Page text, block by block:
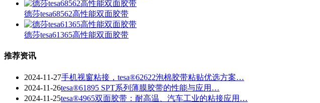
德莎tesa68562高性能双面胶带
德莎tesa61365高性能双面胶带
推荐资讯
2024-11-27手机视窗粘接，tesa®62622泡棉胶带粘贴优选方案…
2024-11-26tesa®61895 SPT系列薄膜胶带的性能与应用…
2024-11-25tesa®4965双面胶带：耐高温、汽车工业的粘接应用…